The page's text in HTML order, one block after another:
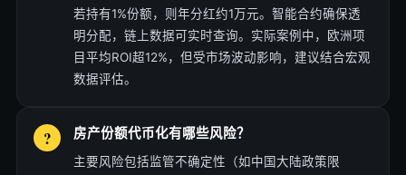
若持有1%份额，则年分红约1万元。智能合约确保透
明分配，链上数据可实时查询。实际案例中，欧洲项
目平均ROI超12%，但受市场波动影响，建议结合宏观
数据评估。
房产份额代币化有哪些风险？
主要风险包括监管不确定性（如中国大陆政策限